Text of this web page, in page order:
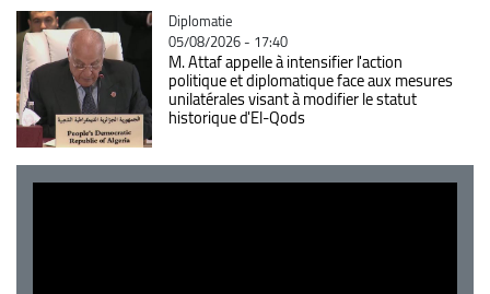
Catégorie
Diplomatie
05/08/2026 - 17:40
M. Attaf appelle à intensifier l'action
politique et diplomatique face aux mesures
unilatérales visant à modifier le statut
historique d'El-Qods